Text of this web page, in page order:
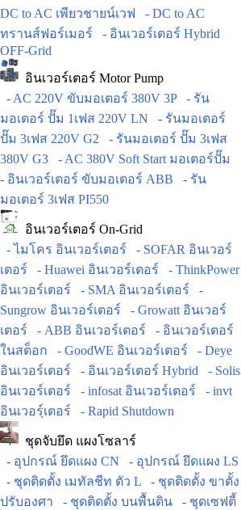
DC to AC เพียวชายน์เวฟ
- DC to AC
ทรานส์ฟอร์เมอร์
- อินเวอร์เตอร์ Hybrid
OFF-Grid
อินเวอร์เตอร์ Motor Pump
- AC 220V ขับมอเตอร์ 380V 3P
- รัน
มอเตอร์ ปั๊ม 1เฟส 220V LN
- รันมอเตอร์
ปั๊ม 3เฟส 220V G2
- รันมอเตอร์ ปั๊ม 3เฟส
380V G3
- AC 380V Soft Start มอเตอร์ปั๊ม
- อินเวอร์เตอร์ ขับมอเตอร์ ABB
- รัน
มอเตอร์ 3เฟส PI550
อินเวอร์เตอร์ On-Grid
- ไมโคร อินเวอร์เตอร์
- SOFAR อินเวอร์
เตอร์
- Huawei อินเวอร์เตอร์
- ThinkPower
อินเวอร์เตอร์
- SMA อินเวอร์เตอร์
-
Sungrow อินเวอร์เตอร์
- Growatt อินเวอร์
เตอร์
- ABB อินเวอร์เตอร์
- อินเวอร์เตอร์
ในสต็อก
- GoodWE อินเวอร์เตอร์
- Deye
อินเวอร์เตอร์
- อินเวอร์เตอร์ Hybrid
- Solis
อินเวอร์เตอร์
- infosat อินเวอร์เตอร์
- invt
อินเวอร์ฺเตอร์
- Rapid Shutdown
ชุดจับยึด แผงโซลาร์
- อุปกรณ์ ยึดแผง CN
- อุปกรณ์ ยึดแผง LS
- ชุดติดตั้ง เมทัลชีท ตัว L
- ชุดติดตั้ง ขาตั้ง
ปรับองศา
- ชุดติดตั้ง บนพื้นดิน
- ชุดเซฟตี้